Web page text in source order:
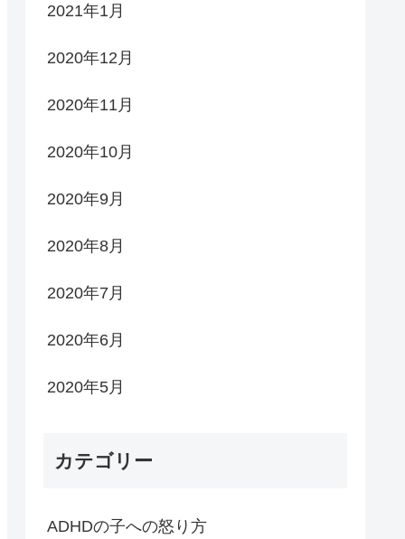
2021年1月
2020年12月
2020年11月
2020年10月
2020年9月
2020年8月
2020年7月
2020年6月
2020年5月
カテゴリー
ADHDの子への怒り方